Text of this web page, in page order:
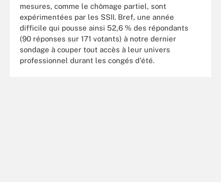
mesures, comme le chômage partiel, sont
expérimentées par les SSII. Bref, une année
difficile qui pousse ainsi 52,6 % des répondants
(90 réponses sur 171 votants) à notre dernier
sondage à couper tout accès à leur univers
professionnel durant les congés d'été.